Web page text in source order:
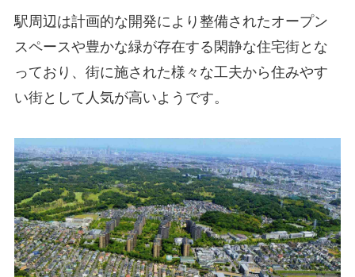
駅周辺は計画的な開発により整備されたオープン
スペースや豊かな緑が存在する閑静な住宅街とな
っており、街に施された様々な工夫から住みやす
い街として人気が高いようです。